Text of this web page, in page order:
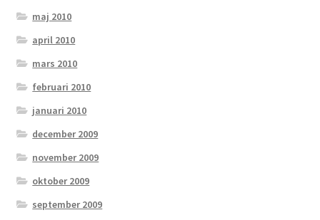
maj 2010
april 2010
mars 2010
februari 2010
januari 2010
december 2009
november 2009
oktober 2009
september 2009